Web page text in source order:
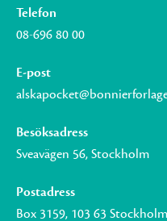
Telefon
08-696 80 00
E-post
Besöksadress
Sveavägen 56, Stockholm
Postadress
Box 3159, 103 63 Stockholm